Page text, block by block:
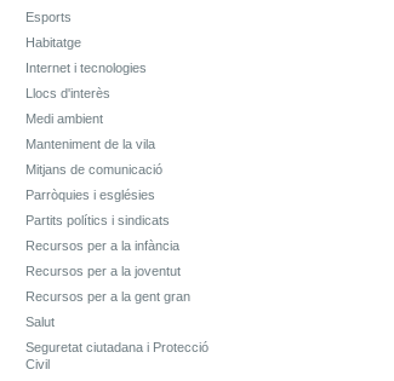
Esports
Habitatge
Internet i tecnologies
Llocs d'interès
Medi ambient
Manteniment de la vila
Mitjans de comunicació
Parròquies i esglésies
Partits polítics i sindicats
Recursos per a la infància
Recursos per a la joventut
Recursos per a la gent gran
Salut
Seguretat ciutadana i Protecció
Civil